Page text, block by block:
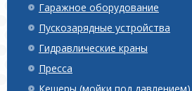
Гаражное оборудование
Пускозарядные устройства
Гидравлические краны
Пресса